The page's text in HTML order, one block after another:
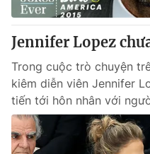
Jennifer Lopez
Trong cuộc trò chuyện
kiêm diễn viên Jennifer
tiến tới hôn nhân với